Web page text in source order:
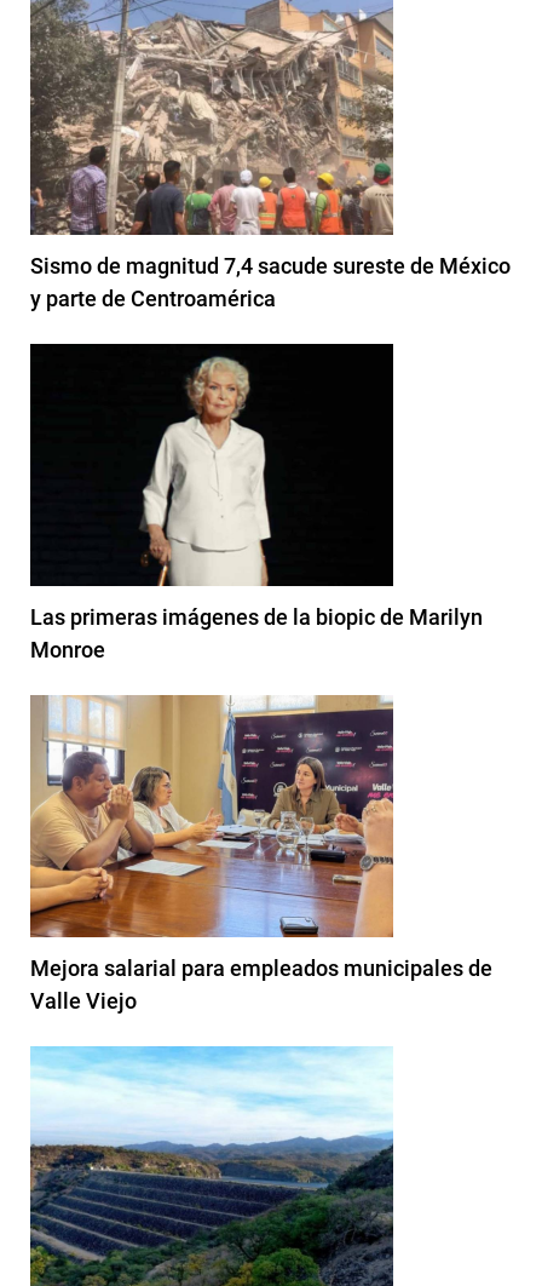
Sismo de magnitud 7,4 sacude sureste de México
y parte de Centroamérica
Las primeras imágenes de la biopic de Marilyn
Monroe
Mejora salarial para empleados municipales de
Valle Viejo